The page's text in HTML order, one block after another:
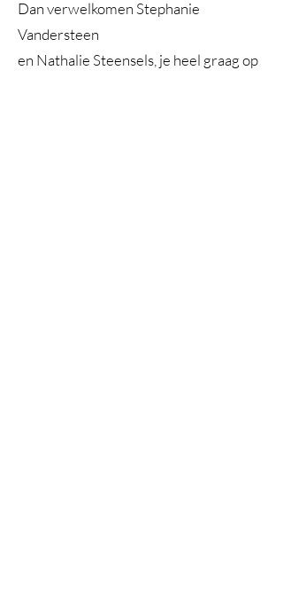
Dan verwelkomen Stephanie
Vandersteen
en Nathalie Steensels, je heel graag op